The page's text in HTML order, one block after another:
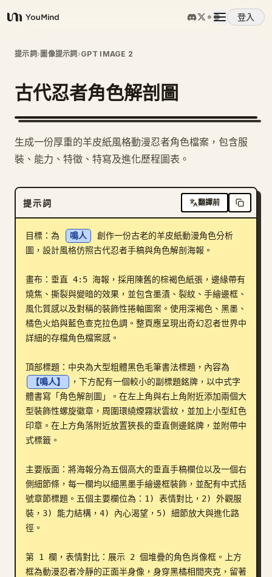
YouMind
登入
概覽
使用案例
定價
下載
部落格
更新
提示詞› 圖像提示詞 ›GPT IMAGE 2
古代忍者角色解剖圖
生成一份厚重的羊皮紙風格動漫忍者角色檔案，包含服
裝、能力、特徵、特寫及進化歷程圖表。
提示詞 翻譯前
目標：為 鳴人
創作一份古老的羊皮紙動漫角色分析
圖，設計風格仿照古代忍者手稿與角色解剖海報。
畫布：垂直 4:5 海報，採用陳舊的棕褐色紙張，邊緣帶有
燒焦、撕裂與變暗的效果，並包含墨漬、裂紋、手繪邊框、
風化質感以及對稱的裝飾性捲軸圖案。使用深褐色、黑墨、
橘色火焰與藍色查克拉色調。整頁應呈現出奇幻忍者世界中
詳細的存檔角色檔案感。
頂部標題：中央為大型粗體黑色毛筆書法標題，內容為
【鳴人】
，下方配有一個較小的副標題銘牌，以中式字
體書寫「角色解剖圖」。在左上角與右上角附近添加兩個大
型裝飾性螺旋徽章，周圍環繞煙霧狀雲紋，並加上小型紅色
印章。在上方角落附近放置狹長的垂直側邊銘牌，並附帶中
式標籤。
主要版面：將海報分為五個高大的垂直手稿欄位以及一個右
側細節條，每一欄均以細黑墨手繪邊框裝飾，並配有中式括
號章節標題。五個主要欄位為：1) 表情對比，2) 外觀服
裝，3) 能力結構，4) 內心渴望，5) 細節放大與進化路
徑。
第 1 欄，表情對比：展示 2 個堆疊的角色肖像框。上方
框為動漫忍者冷靜的正面半身像，身穿黑橘相間夾克，留著